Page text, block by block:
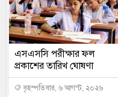
এসএসসি পরীক্ষার ফল
প্রকাশের তারিখ ঘোষণা
বৃহস্পতিবার, ৬ আগস্ট, ২০২৬